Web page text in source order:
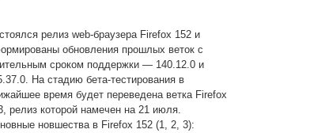
релиз web-браузера Firefox 152 и
обновления прошлых веток с
сроком поддержки — 140.12.0 и
На стадию бета-тестирования в
время будет переведена ветка Firefox
релиз которой намечен на 21 июля.
новшества в Firefox 152 (1, 2, 3):